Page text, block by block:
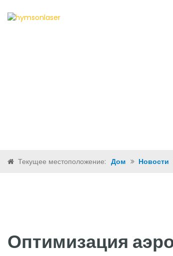
Текущее местоположение: Дом Новости
Оптимизация